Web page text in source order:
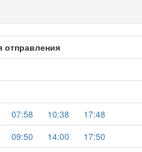
отправления
07:58 10:38
17:48
09:50 14:00
17:50